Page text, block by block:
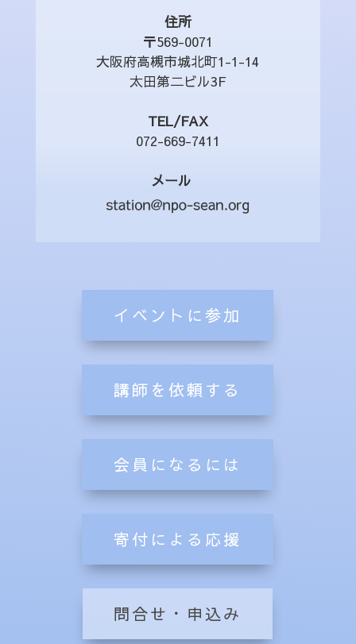
住所
〒569-0071
大阪府高槻市城北町1-1-14
太田第二ビル3F
TEL/FAX
072-669-7411
メール
イベントに参加
講師を依頼する
会員になるには
寄付による応援
問合せ・申込み